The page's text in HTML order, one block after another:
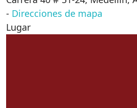
- Direcciones de mapa
Lugar